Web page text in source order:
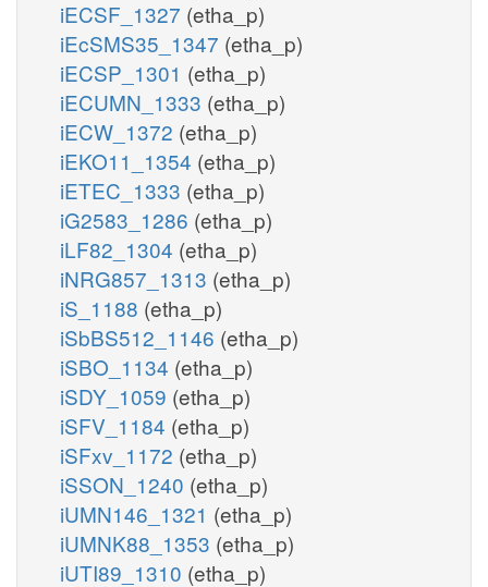
iECSF_1327 (etha_p)
iEcSMS35_1347 (etha_p)
iECSP_1301 (etha_p)
iECUMN_1333 (etha_p)
iECW_1372 (etha_p)
iEKO11_1354 (etha_p)
iETEC_1333 (etha_p)
iG2583_1286 (etha_p)
iLF82_1304 (etha_p)
iNRG857_1313 (etha_p)
iS_1188 (etha_p)
iSbBS512_1146 (etha_p)
iSBO_1134 (etha_p)
iSDY_1059 (etha_p)
iSFV_1184 (etha_p)
iSFxv_1172 (etha_p)
iSSON_1240 (etha_p)
iUMN146_1321 (etha_p)
iUMNK88_1353 (etha_p)
iUTI89_1310 (etha_p)